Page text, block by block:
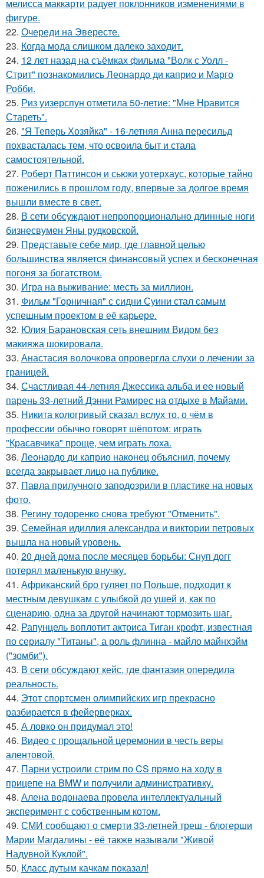
мелисса маккарти радует поклонников изменениями в
фигуре.
22. Очереди на Эвересте.
23. Когда мода слишком далеко заходит.
24. 12 лет назад на съёмках фильма "Волк с Уолл -
Стрит" познакомились Леонардо ди каприо и Марго
Робби.
25. Риз уизерспун отметила 50-летие: "Мне Нравится
Стареть".
26. "Я Теперь Хозяйка" - 16-летняя Анна пересильд
похвасталась тем, что освоила быт и стала
самостоятельной.
27. Роберт Паттинсон и сьюки уотерхаус, которые тайно
поженились в прошлом году, впервые за долгое время
вышли вместе в свет.
28. В сети обсуждают непропорционально длинные ноги
бизнесвумен Яны рудковской.
29. Представьте себе мир, где главной целью
большинства является финансовый успех и бесконечная
погоня за богатством.
30. Игра на выживание: месть за миллион.
31. Фильм "Горничная" с сидни Суини стал самым
успешным проектом в её карьере.
32. Юлия Барановская сеть внешним Видом без
макияжа шокировала.
33. Анастасия волочкова опровергла слухи о лечении за
границей.
34. Счастливая 44-летняя Джессика альба и ее новый
парень 33-летний Дэнни Рамирес на отдыхе в Майами.
35. Никита кологривый сказал вслух то, о чём в
профессии обычно говорят шёпотом: играть
"Красавчика" проще, чем играть лоха.
36. Леонардо ди каприо наконец объяснил, почему
всегда закрывает лицо на публике.
37. Павла прилучного заподозрили в пластике на новых
фото.
38. Регину тодоренко снова требуют "Отменить".
39. Семейная идиллия александра и виктории петровых
вышла на новый уровень.
40. 20 дней дома после месяцев борьбы: Снуп догг
потерял маленькую внучку.
41. Африканский бро гуляет по Польше, подходит к
местным девушкам с улыбкой до ушей и, как по
сценарию, одна за другой начинают тормозить шаг.
42. Рапунцель воплотит актриса Тиган крофт, известная
по сериалу "Титаны", а роль флинна - майло майнхэйм
("зомби").
43. В сети обсуждают кейс, где фантазия опередила
реальность.
44. Этот спортсмен олимпийских игр прекрасно
разбирается в фейерверках.
45. А ловко он придумал это!
46. Видео с прощальной церемонии в честь веры
алентовой.
47. Парни устроили стрим по CS прямо на ходу в
прицепе на BMW и получили административку.
48. Алена водонаева провела интеллектуальный
эксперимент с собственным котом.
49. СМИ сообщают о смерти 33-летней треш - блогерши
Марии Магдалины - её также называли "Живой
Надувной Куклой".
50. Класс дутым качкам показал!